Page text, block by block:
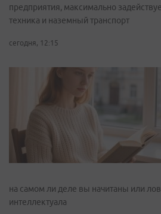
предприятия, максимально
техника и наземный транспорт
сегодня, 12:15
на самом ли деле вы начитаны или
интеллектуала